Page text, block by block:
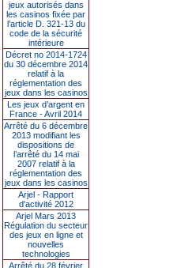
jeux autorisés dans
les casinos fixée par
l’article D. 321-13 du
code de la sécurité
intérieure
Décret no 2014-1724
du 30 décembre 2014
relatif à la
réglementation des
jeux dans les casinos
Les jeux d’argent en
France - Avril 2014
Arrêté du 6 décembre
2013 modifiant les
dispositions de
l’arrêté du 14 mai
2007 relatif à la
réglementation des
jeux dans les casinos
Arjel - Rapport
d'activité 2012
Arjel Mars 2013
Régulation du secteur
des jeux en ligne et
nouvelles
technologies
Arrêté du 28 février